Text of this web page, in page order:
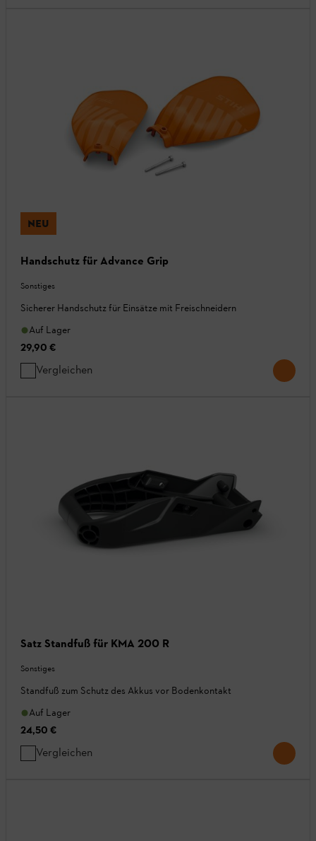
NEU
Handschutz für Advance Grip
Sonstiges
Sicherer Handschutz für Einsätze mit Freischneidern
Auf Lager
29,90 €
Vergleichen
Satz Standfuß für KMA 200 R
Sonstiges
Standfuß zum Schutz des Akkus vor Bodenkontakt
Auf Lager
24,50 €
Vergleichen